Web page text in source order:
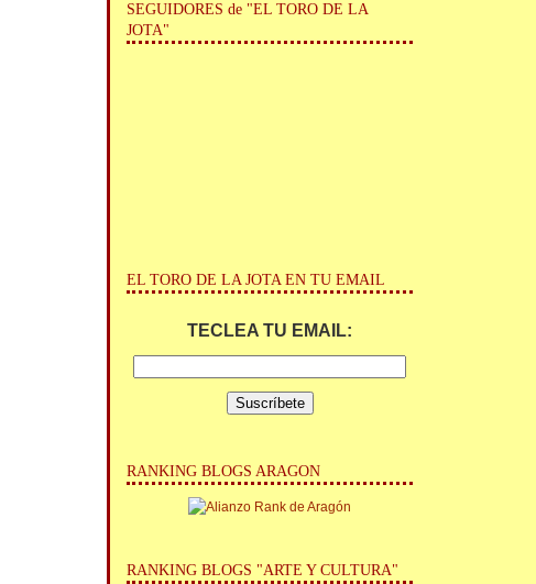
SEGUIDORES de "EL TORO DE LA
JOTA"
EL TORO DE LA JOTA EN TU EMAIL
TECLEA TU EMAIL:
RANKING BLOGS ARAGON
RANKING BLOGS "ARTE Y CULTURA"